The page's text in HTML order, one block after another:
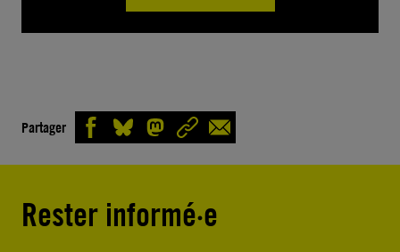
Partager
Rester informé·e